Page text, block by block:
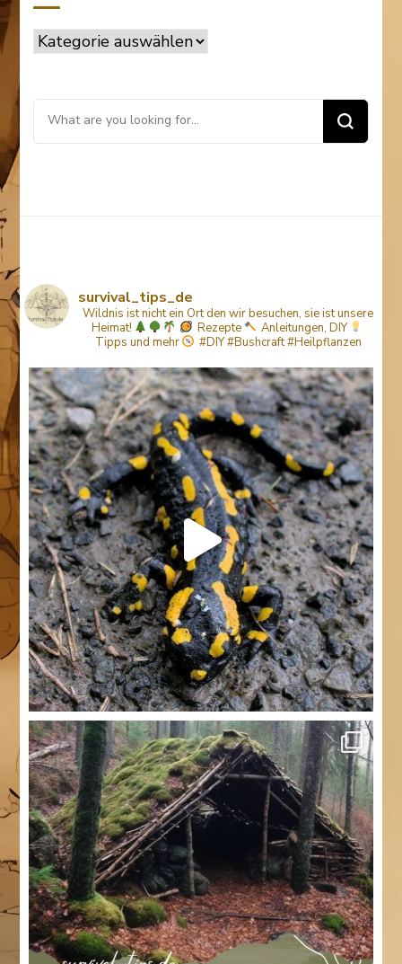
Kategorien
Looking
for
survival_tips_de
Wildnis ist nicht ein Ort den wir besuchen, sie ist unsere
Heimat!
Rezepte
Anleitungen, DIY
Tipps und mehr #DIY #Bushcraft #Heilpflanzen